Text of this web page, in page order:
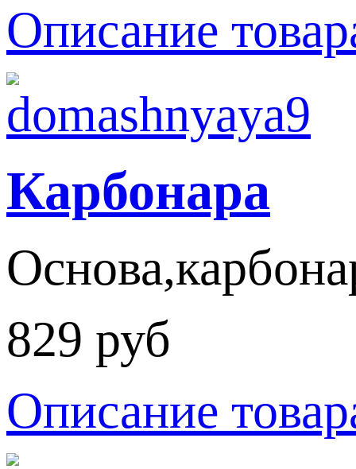
Описание
Карбонара
829 руб
Описание